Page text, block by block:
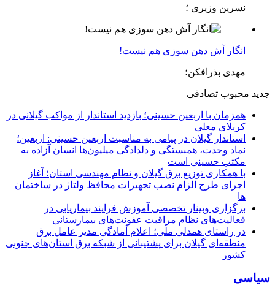
نسرین وزیری ؛
انگار آش دهن سوزی هم نیست!
مهدی بذرافکن؛
جدید محبوب تصادفی
همزمان با اربعین حسینی؛ بازدید استاندار از مواکب گیلانی در
کربلای معلی
استاندار گیلان در پیامی به مناسبت اربعین حسینی: اربعین؛
نماد وحدت، همبستگی و دلدادگی میلیون‌ها انسان آزاده به
مکتب حسینی است
با همکاری توزیع برق گیلان و نظام مهندسی استان؛ آغاز
اجرای طرح الزام نصب تجهیزات محافظ ولتاژ در ساختمان
ها
برگزاری وبینار تخصصی آموزش فرایند بیماریابی در
فعالیت‌های نظام مراقبت عفونت‌های بیمارستانی
در راستای همدلی ملی؛ اعلام آمادگی مدیر عامل برق
منطقه‌ای گیلان برای پشتیبانی از شبكه برق استان‌های جنوبی
كشور
سیاسی